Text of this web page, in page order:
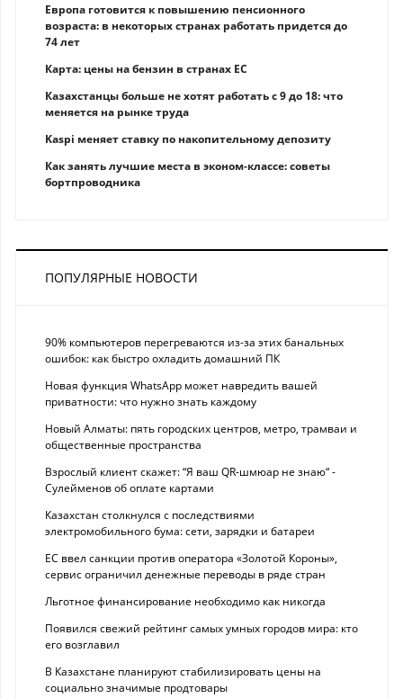
Европа готовится к повышению пенсионного
возраста: в некоторых странах работать придется до
74 лет
Карта: цены на бензин в странах ЕС
Казахстанцы больше не хотят работать с 9 до 18: что
меняется на рынке труда
Kaspi меняет ставку по накопительному депозиту
Как занять лучшие места в эконом-классе: советы
бортпроводника
ПОПУЛЯРНЫЕ НОВОСТИ
90% компьютеров перегреваются из-за этих банальных
ошибок: как быстро охладить домашний ПК
Новая функция WhatsApp может навредить вашей
приватности: что нужно знать каждому
Новый Алматы: пять городских центров, метро, трамваи и
общественные пространства
Взрослый клиент скажет: “Я ваш QR-шмюар не знаю“ -
Сулейменов об оплате картами
Казахстан столкнулся с последствиями
электромобильного бума: сети, зарядки и батареи
ЕС ввел санкции против оператора «Золотой Короны»,
сервис ограничил денежные переводы в ряде стран
Льготное финансирование необходимо как никогда
Появился свежий рейтинг самых умных городов мира: кто
его возглавил
В Казахстане планируют стабилизировать цены на
социально значимые продтовары